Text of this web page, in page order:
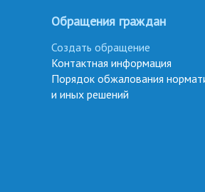
Обращения граждан
Создать обращение
Контактная информация
Порядок обжалования
и иных решений